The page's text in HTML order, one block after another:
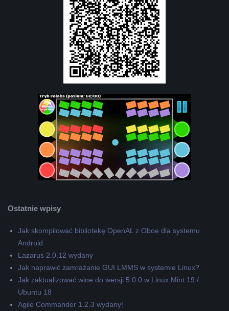
Ostatnie wpisy
Jak skompilować bibliotekę OpenAL z Oboe dla systemu
Android
Lazarus 2.0.12 wydany
Jak naprawić zamrażanie GUI LMMS w systemie Linux?
Jak zaktualizować wine do wersji 5.0.0 w Linux Mint 19 /
Ubuntu 18
Agile Commander 1.2.3 wydany!